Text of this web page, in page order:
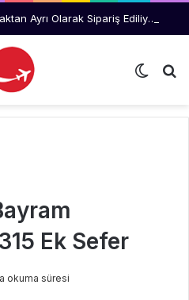
Uçak Motorları Neden Uçaktan Ayrı Olarak Sipariş Ediliyor?
Dış
Ek Sefer
okuma süresi